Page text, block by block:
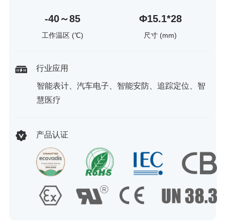
-40～85
工作温区 (℃)
Φ15.1*28
尺寸 (mm)
行业应用
智能表计、汽车电子、智能安防、追踪定位、智
慧医疗
产品认证